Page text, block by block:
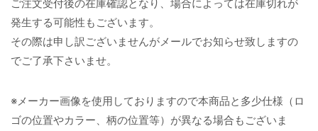
ご注文受付後の在庫確認となり、場合によっては在庫切れが
発生する可能性もございます。
その際は申し訳ございませんがメールでお知らせ致しますの
でご了承下さいませ。
※メーカー画像を使用しておりますので本商品と多少仕様（ロ
ゴの位置やカラー、柄の位置等）が異なる場合もございま